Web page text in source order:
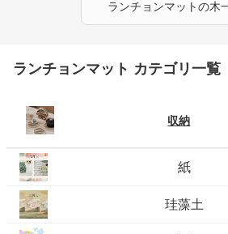
ランチョンマットの木
ランチョンマット カテゴリ一覧
収納
紙
珪藻土